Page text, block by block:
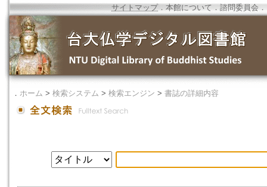
サイトマップ．本館について ． 諮問委員会 ．
． ホーム > 検索システム > 検索エンジン > 書誌の詳細内容